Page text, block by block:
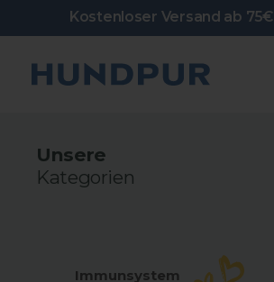
zum
Kostenloser Versand ab 75€
Hundpur
Unsere
Kategorien
Immunsystem